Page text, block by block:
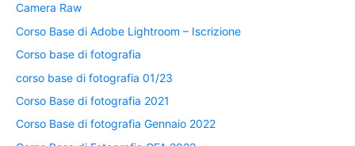
Camera Raw
Corso Base di Adobe Lightroom – Iscrizione
Corso base di fotografia
corso base di fotografia 01/23
Corso Base di fotografia 2021
Corso Base di fotografia Gennaio 2022